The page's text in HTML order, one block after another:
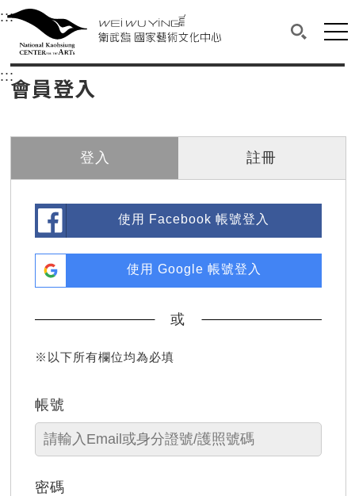
衛武營國家藝術文化中心
中央內容區塊，為本頁主要內容區。
:::選單連結區塊，此區塊列有本網站主要連結。
衛武營國家藝術文化中心
搜尋(開
網
::: 中央內容區塊，為本頁主要內容區。
會員登入
登入 註冊
使用 Facebook 帳號登入
使用 Google 帳號登入
或
※以下所有欄位均為必填
帳號
密碼